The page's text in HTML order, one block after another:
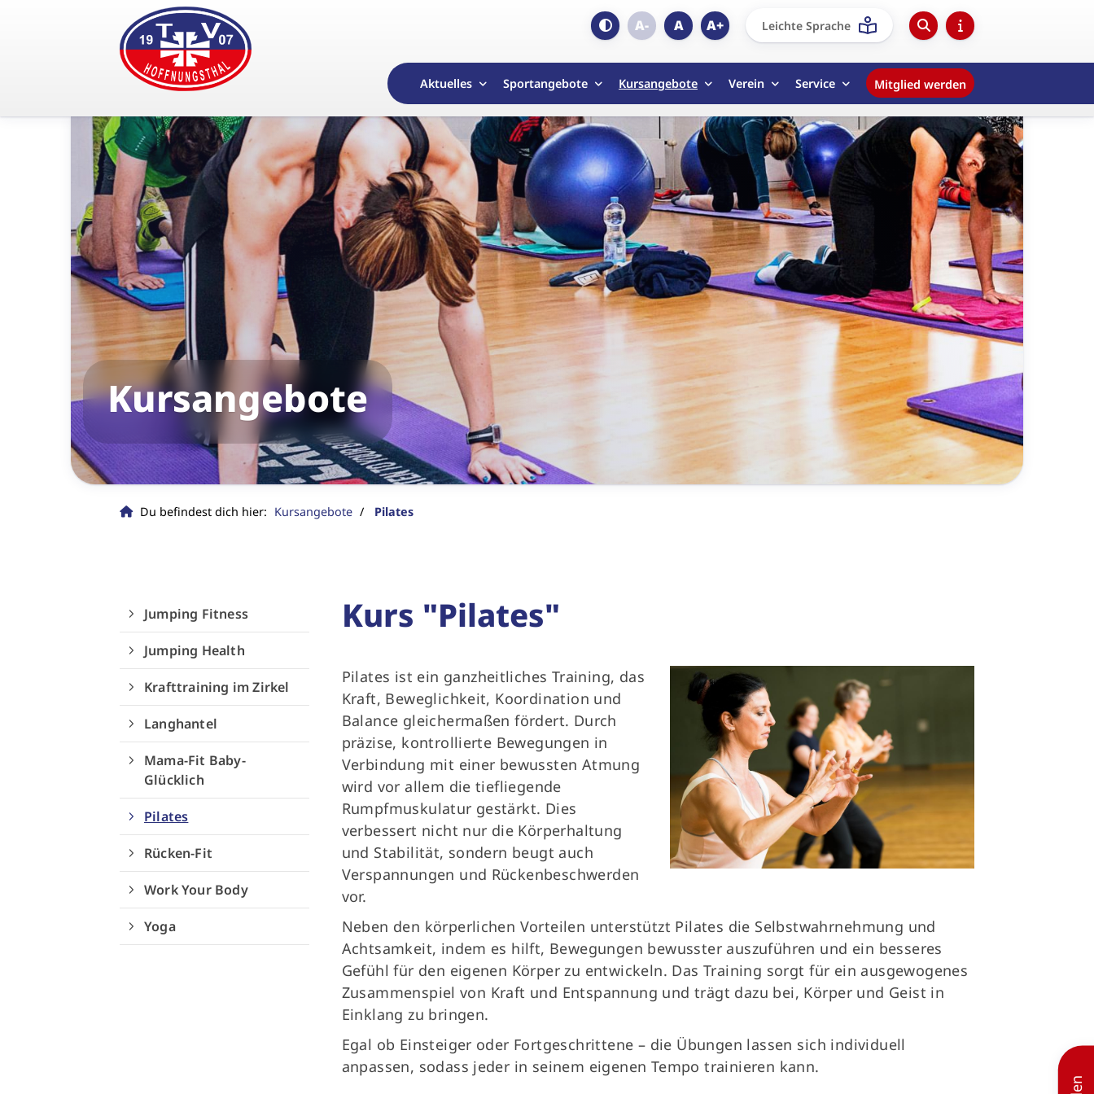
A- A A+ Leichte Sprache
Aktuelles Sportangebote Kursangebote Verein Service Mitglied werden
Kursangebote
Du befindest dich hier: Kursangebote Pilates
Kurs "Pilates"
Pilates ist ein ganzheitliches Training, das
Kraft, Beweglichkeit, Koordination und
Balance gleichermaßen fördert. Durch
präzise, kontrollierte Bewegungen in
Verbindung mit einer bewussten Atmung
wird vor allem die tiefliegende
Rumpfmuskulatur gestärkt. Dies
verbessert nicht nur die Körperhaltung
und Stabilität, sondern beugt auch
Verspannungen und Rückenbeschwerden
vor.
Neben den körperlichen Vorteilen unterstützt Pilates die Selbstwahrnehmung und
Achtsamkeit, indem es hilft, Bewegungen bewusster auszuführen und ein besseres
Gefühl für den eigenen Körper zu entwickeln. Das Training sorgt für ein ausgewogenes
Zusammenspiel von Kraft und Entspannung und trägt dazu bei, Körper und Geist in
Einklang zu bringen.
Egal ob Einsteiger oder Fortgeschrittene – die Übungen lassen sich individuell
anpassen, sodass jeder in seinem eigenen Tempo trainieren kann.
Jumping Fitness
Jumping Health
Krafttraining im Zirkel
Langhantel
Mama-Fit Baby-
Glücklich
Pilates
Rücken-Fit
Work Your Body
Yoga
Sportdeutschland-News
Kinder/Jugend
Kursangebote